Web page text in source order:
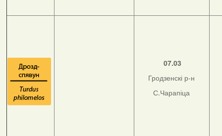
07.03
Гродзенскі р-н
С.Чарапіца